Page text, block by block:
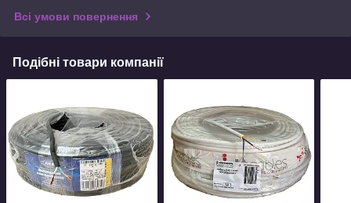
Всі умови повернення
Подібні товари компанії